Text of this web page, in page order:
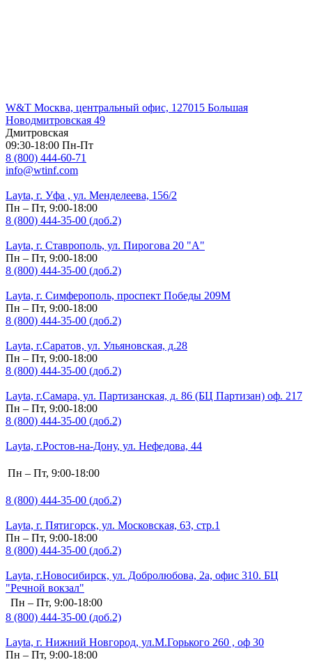
W&T Москва, центральный офис, 127015 Большая
Новодмитровская 49
Дмитровская
09:30-18:00 Пн-Пт
8 (800) 444-60-71
info@wtinf.com
Layta, г. Уфа , ул. Менделеева, 156/2
Пн – Пт, 9:00-18:00
8 (800) 444-35-00 (доб.2)
Layta, г. Ставрополь, ул. Пирогова 20 "А"
Пн – Пт, 9:00-18:00
8 (800) 444-35-00 (доб.2)
Layta, г. Симферополь, проспект Победы 209М
Пн – Пт, 9:00-18:00
8 (800) 444-35-00 (доб.2)
Layta, г.Саратов, ул. Ульяновская, д.28
Пн – Пт, 9:00-18:00
8 (800) 444-35-00 (доб.2)
Layta, г.Самара, ул. Партизанская, д. 86 (БЦ Партизан) оф. 217
Пн – Пт, 9:00-18:00
8 (800) 444-35-00 (доб.2)
Layta, г.Ростов-на-Дону, ул. Нефедова, 44
Пн – Пт, 9:00-18:00
8 (800) 444-35-00 (доб.2)
Layta, г. Пятигорск, ул. Московская, 63, стр.1
Пн – Пт, 9:00-18:00
8 (800) 444-35-00 (доб.2)
Layta, г.Новосибирск, ул. Добролюбова, 2а, офис 310. БЦ
"Речной вокзал"
Пн – Пт, 9:00-18:00
8 (800) 444-35-00 (доб.2)
Layta, г. Нижний Новгород, ул.М.Горького 260 , оф 30
Пн – Пт, 9:00-18:00